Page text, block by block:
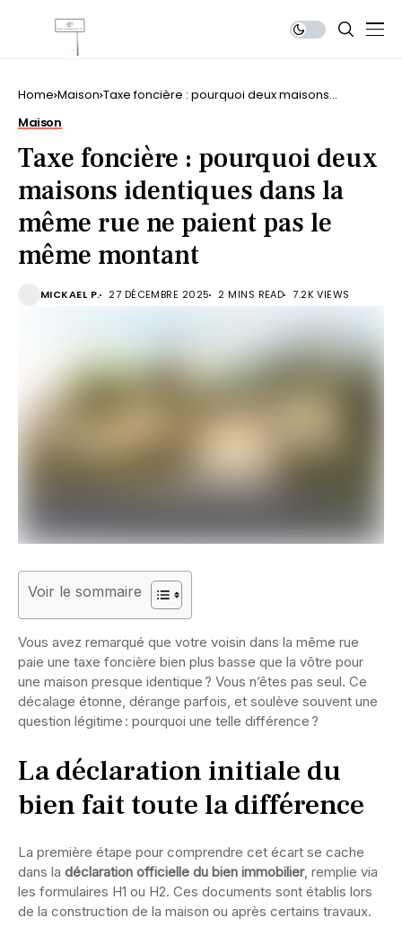
Home Maison Taxe foncière : pourquoi deux maisons
Maison
Taxe foncière : pourquoi deux
maisons identiques dans la
même rue ne paient pas le
même montant
MICKAEL P. 27 DÉCEMBRE 2025 2 MINS READ 7.2K VIEWS
Voir le sommaire
Vous avez remarqué que votre voisin dans la même rue
paie une taxe foncière bien plus basse que la vôtre pour
une maison presque identique ? Vous n’êtes pas seul. Ce
décalage étonne, dérange parfois, et soulève souvent une
question légitime : pourquoi une telle différence ?
La déclaration initiale du
bien fait toute la différence
La première étape pour comprendre cet écart se cache
dans la déclaration officielle du bien immobilier, remplie via
les formulaires H1 ou H2. Ces documents sont établis lors
de la construction de la maison ou après certains travaux.